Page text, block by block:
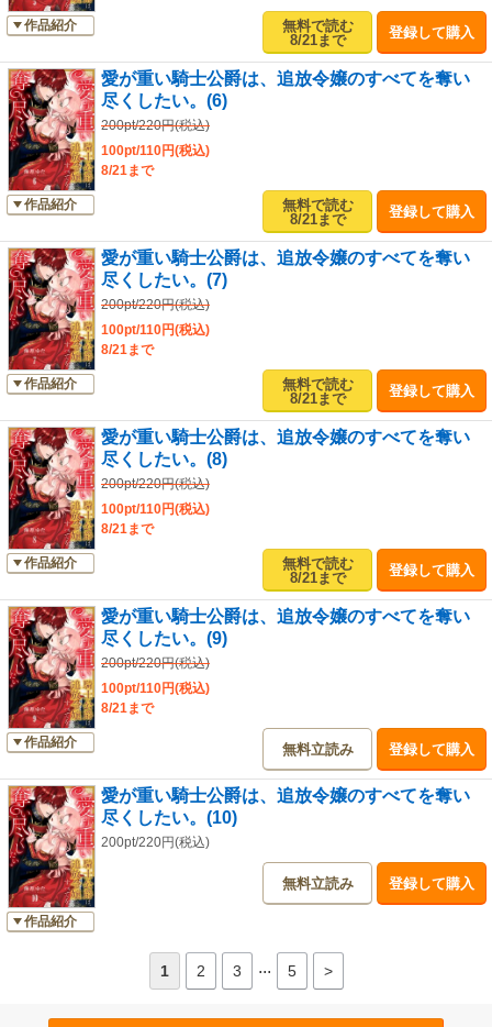
作品紹介
無料で読む
8/21まで
登録して購入
作品紹介
愛が重い騎士公爵は、追放令嬢のすべてを奪い
尽くしたい。(6)
200pt/220円(税込)
100pt/110円(税込)
8/21まで
無料で読む
8/21まで
登録して購入
作品紹介
愛が重い騎士公爵は、追放令嬢のすべてを奪い
尽くしたい。(7)
200pt/220円(税込)
100pt/110円(税込)
8/21まで
無料で読む
8/21まで
登録して購入
作品紹介
愛が重い騎士公爵は、追放令嬢のすべてを奪い
尽くしたい。(8)
200pt/220円(税込)
100pt/110円(税込)
8/21まで
無料で読む
8/21まで
登録して購入
作品紹介
愛が重い騎士公爵は、追放令嬢のすべてを奪い
尽くしたい。(9)
200pt/220円(税込)
100pt/110円(税込)
8/21まで
無料立読み 登録して購入
作品紹介
愛が重い騎士公爵は、追放令嬢のすべてを奪い
尽くしたい。(10)
200pt/220円(税込)
無料立読み 登録して購入
1 2 3 ... 5 >